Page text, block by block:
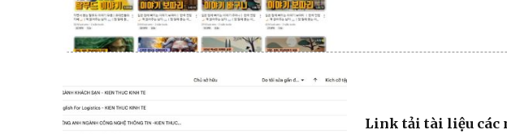
Link tải tài liệu các